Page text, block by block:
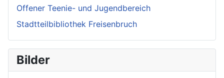
Offener Teenie- und Jugendbereich
Stadtteilbibliothek Freisenbruch
Bilder